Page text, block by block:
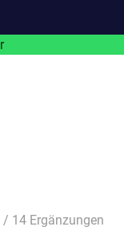
/ 14 Ergänzungen